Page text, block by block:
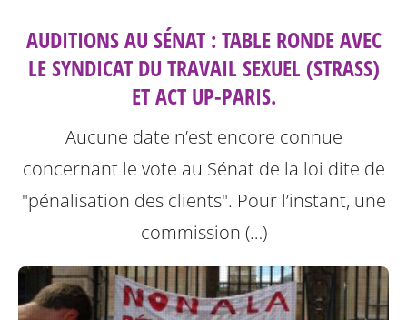
AUDITIONS AU SÉNAT : TABLE RONDE AVEC
LE SYNDICAT DU TRAVAIL SEXUEL (STRASS)
ET ACT UP-PARIS.
Aucune date n’est encore connue
concernant le vote au Sénat de la loi dite de
"pénalisation des clients". Pour l’instant, une
commission (…)